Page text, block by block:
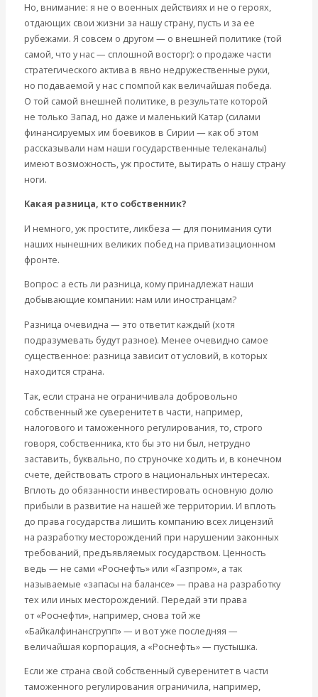
Но, внимание: я не о военных действиях и не о героях,
отдающих свои жизни за нашу страну, пусть и за ее
рубежами. Я совсем о другом — о внешней политике (той
самой, что у нас — сплошной восторг): о продаже части
стратегического актива в явно недружественные руки,
но подаваемой у нас с помпой как величайшая победа.
О той самой внешней политике, в результате которой
не только Запад, но даже и маленький Катар (силами
финансируемых им боевиков в Сирии — как об этом
рассказывали нам наши государственные телеканалы)
имеют возможность, уж простите, вытирать о нашу страну
ноги.
Какая разница, кто собственник?
И немного, уж простите, ликбеза — для понимания сути
наших нынешних великих побед на приватизационном
фронте.
Вопрос: а есть ли разница, кому принадлежат наши
добывающие компании: нам или иностранцам?
Разница очевидна — это ответит каждый (хотя
подразумевать будут разное). Менее очевидно самое
существенное: разница зависит от условий, в которых
находится страна.
Так, если страна не ограничивала добровольно
собственный же суверенитет в части, например,
налогового и таможенного регулирования, то, строго
говоря, собственника, кто бы это ни был, нетрудно
заставить, буквально, по струночке ходить и, в конечном
счете, действовать строго в национальных интересах.
Вплоть до обязанности инвестировать основную долю
прибыли в развитие на нашей же территории. И вплоть
до права государства лишить компанию всех лицензий
на разработку месторождений при нарушении законных
требований, предъявляемых государством. Ценность
ведь — не сами «Роснефть» или «Газпром», а так
называемые «запасы на балансе» — права на разработку
тех или иных месторождений. Передай эти права
от «Роснефти», например, снова той же
«Байкалфинансгрупп» — и вот уже последняя —
величайшая корпорация, а «Роснефть» — пустышка.
Если же страна свой собственный суверенитет в части
таможенного регулирования ограничила, например,